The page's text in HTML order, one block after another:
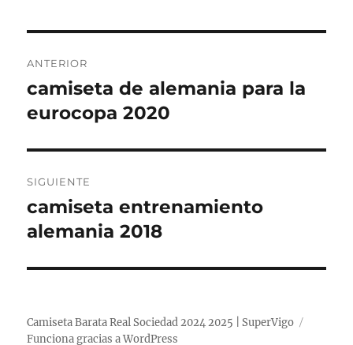
de
entradas
ANTERIOR
Entrada
anterior:
camiseta de alemania para la
eurocopa 2020
SIGUIENTE
Entrada
siguiente:
camiseta entrenamiento
alemania 2018
Camiseta Barata Real Sociedad 2024 2025 | SuperVigo
Funciona gracias a WordPress